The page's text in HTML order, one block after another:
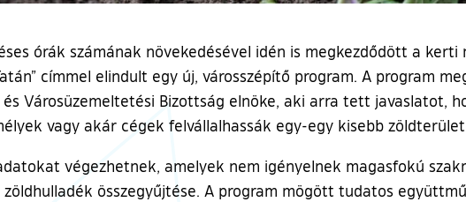
órák számának növekedésével idén is megkezdődött a kerti
címmel elindult egy új, városszépítő program. A program
Városüzemeltetési Bizottság elnöke, aki arra tett javaslatot,
vagy akár cégek felvállalhassák egy-egy kisebb
végezhetnek, amelyek nem igényelnek magasfokú
összegyűjtése. A program mögött tudatos